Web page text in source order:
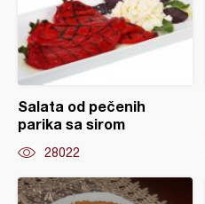
Salata od pečenih
parika sa sirom
28022